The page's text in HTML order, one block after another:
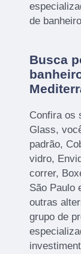
de
Busca
Confira os
Glass,
padrão,
vidro,
correr,
São Paulo
outras
grupo de